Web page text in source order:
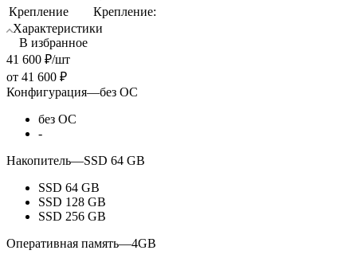
Крепление
Крепление:
Характеристики
В избранное
41 600 ₽/шт
от 41 600 ₽
Конфигурация—без ОС
без ОС
-
Накопитель—SSD 64 GB
SSD 64 GB
SSD 128 GB
SSD 256 GB
Оперативная память—4GB